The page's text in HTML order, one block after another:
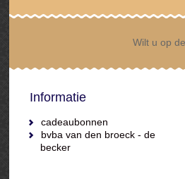
Wilt u op
Informatie
cadeaubonnen
bvba van den broeck - de
becker